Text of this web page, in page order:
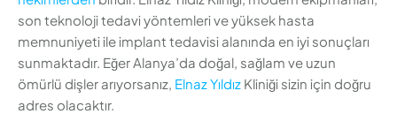
son teknoloji tedavi yöntemleri ve yüksek hasta
memnuniyeti ile implant tedavisi alanında en iyi sonuçları
sunmaktadır. Eğer Alanya’da doğal, sağlam ve uzun
ömürlü dişler arıyorsanız, Elnaz Yıldız Kliniği sizin için doğru
adres olacaktır.